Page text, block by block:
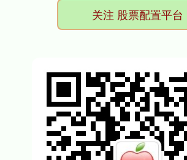
关注 股票配置平台